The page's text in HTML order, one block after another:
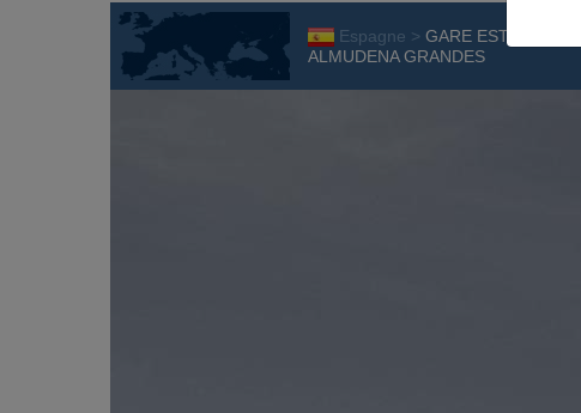
Espagne > GARE ESTACIÓN
ALMUDENA GRANDES